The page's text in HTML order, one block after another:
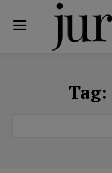
Tag: